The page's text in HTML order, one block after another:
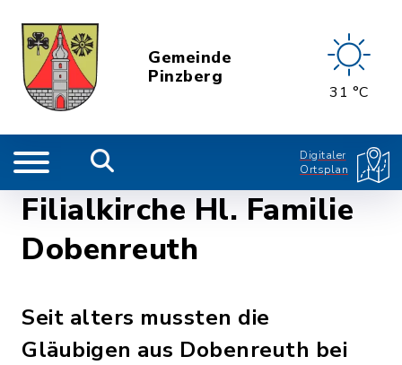
Gemeinde
Pinzberg
31 °C
Digitaler
Ortsplan
Filialkirche Hl. Familie
Dobenreuth
Seit alters mussten die
Gläubigen aus Dobenreuth bei